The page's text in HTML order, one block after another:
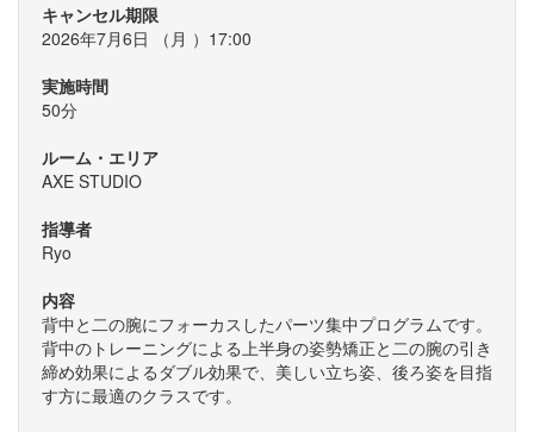
キャンセル期限
2026年7月6日 （ 月 ）17:00
実施時間
50分
ルーム・エリア
AXE STUDIO
指導者
Ryo
内容
背中と二の腕にフォーカスしたパーツ集中プログラムです。
背中のトレーニングによる上半身の姿勢矯正と二の腕の引き
締め効果によるダブル効果で、美しい立ち姿、後ろ姿を目指
す方に最適のクラスです。